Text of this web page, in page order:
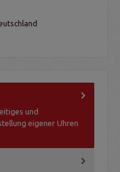
und
eigener Uhren